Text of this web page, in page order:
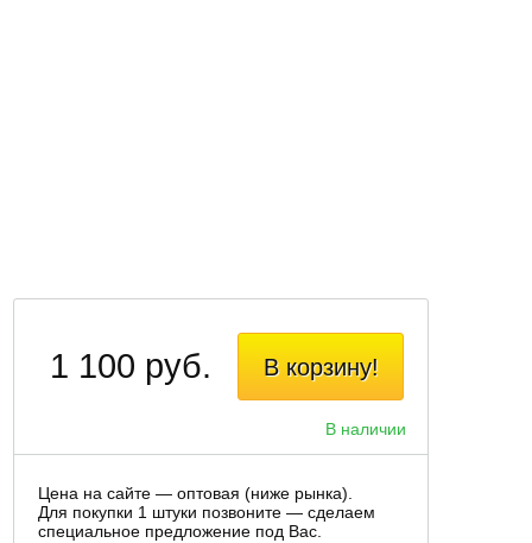
В корзину!
В наличии
1 100 руб.
Цена на сайте — оптовая (ниже рынка).
Для покупки 1 штуки позвоните — сделаем
специальное предложение под Вас.